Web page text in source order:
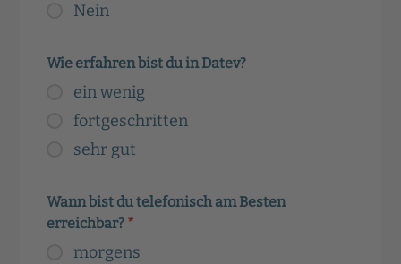
Nein
Wie erfahren bist du in Datev?
ein wenig
fortgeschritten
sehr gut
Wann bist du telefonisch am Besten
erreichbar? *
morgens